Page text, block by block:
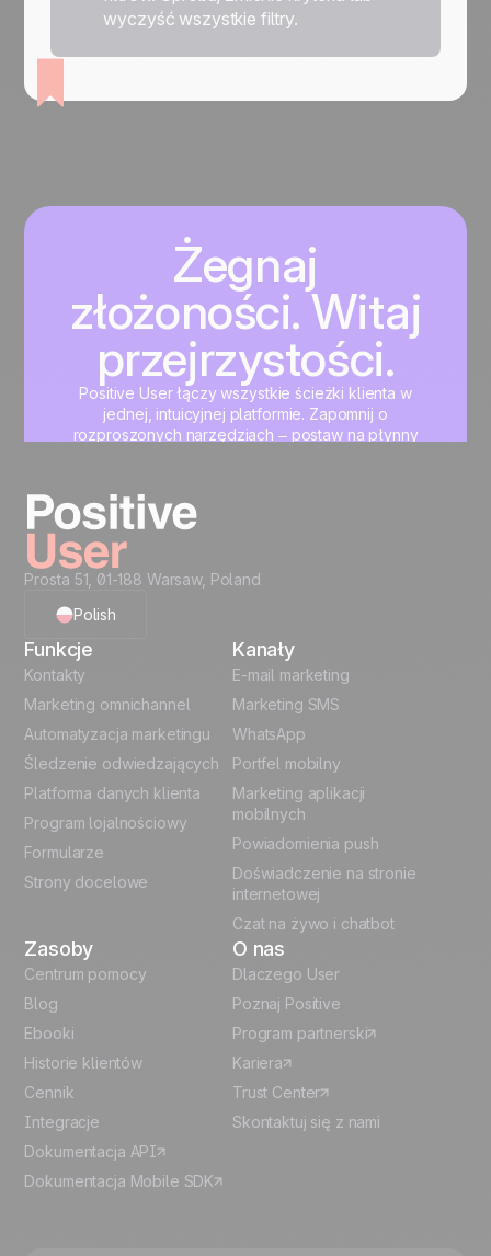
wyczyść wszystkie filtry.
Żegnaj
złożoności. Witaj
przejrzystości.
Positive User łączy wszystkie ścieżki klienta w
jednej, intuicyjnej platformie. Zapomnij o
rozproszonych narzędziach – postaw na płynny
Prosta 51, 01-188 Warsaw, Poland
Polish
English
French
German
Italian
Español
Funkcje
Kontakty
Marketing omnichannel
Automatyzacja marketingu
Śledzenie odwiedzających
Platforma danych klienta
Program lojalnościowy
Formularze
Strony docelowe
Kanały
E-mail marketing
Marketing SMS
WhatsApp
Portfel mobilny
Marketing aplikacji
mobilnych
Powiadomienia push
Doświadczenie na stronie
internetowej
Czat na żywo i chatbot
Zasoby
Centrum pomocy
Blog
Ebooki
Historie klientów
Cennik
Integracje
Dokumentacja API
Dokumentacja Mobile SDK
O nas
Dlaczego User
Poznaj Positive
Program partnerski
Kariera
Trust Center
Skontaktuj się z nami